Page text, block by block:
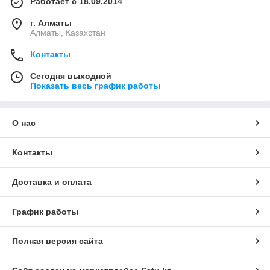
рабочего места.
Компания ИП Щербаков с большим удовольствием
предоставит Вам транспортное средство для развозки
персонала за небольшую цену. Все автомобили являются
очень комфортабельными и оснащены ремнями
безопасности.
Заказав услуги по перевозке от компании ИП Щербаков, Вы
г. Алматы
Алматы, Казахстан
Контакты
Сегодня выходной
Показать весь график работы
О нас
Контакты
Доставка и оплата
График работы
Полная версия сайта